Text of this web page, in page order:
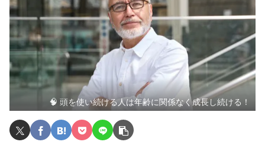
🧠 頭を使い続ける人は年齢に関係なく成長し続ける！